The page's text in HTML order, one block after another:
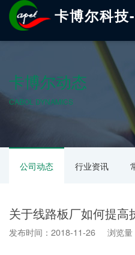
卡博尔科技
卡博尔动态
CABOL DYNAMICS
公司动态 行业资讯
关于线路板厂如何提高
发布时间：2018-11-26 浏览量